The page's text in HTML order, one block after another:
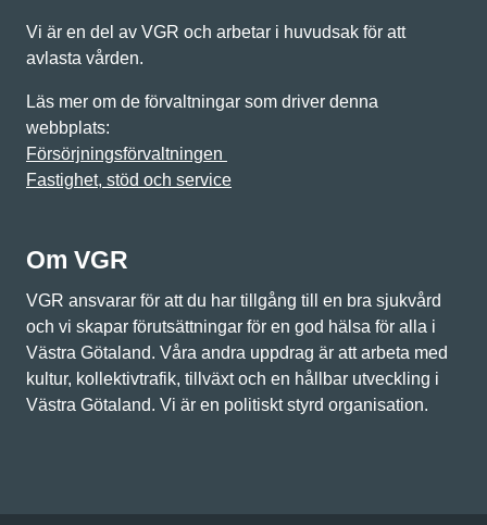
Vi är en del av VGR och arbetar i huvudsak för att
avlasta vården.
Läs mer om de förvaltningar som driver denna
webbplats:
Försörjningsförvaltningen
Fastighet, stöd och service
Om VGR
VGR ansvarar för att du har tillgång till en bra sjukvård
och vi skapar förutsättningar för en god hälsa för alla i
Västra Götaland. Våra andra uppdrag är att arbeta med
kultur, kollektivtrafik, tillväxt och en hållbar utveckling i
Västra Götaland. Vi är en politiskt styrd organisation.